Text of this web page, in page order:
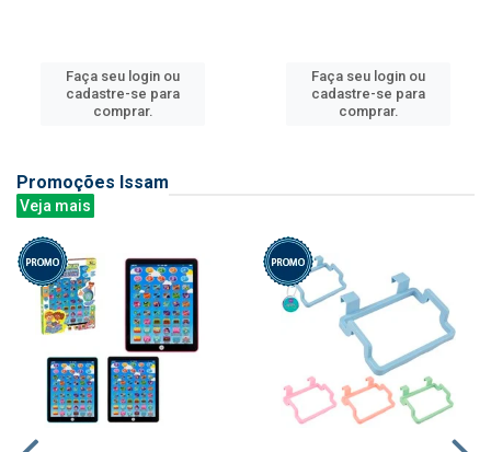
Faça seu login ou
cadastre-se para
comprar.
Faça seu login ou
cadastre-se para
comprar.
Promoções Issam
Veja mais